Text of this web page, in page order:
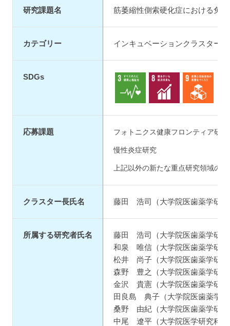
研究課題名 筋萎縮性側索硬化症における免
カテゴリー インキュベーションクラスター
SDGs 3.保健 8.成長・雇用9.イノベーシ
応募課題 フォトニクス健康フロンティア研
慢性炎症研究
上記以外の新たな重点研究領域の
クラスター長氏名 藤田 浩司（大学院医歯薬学研
所属する研究者氏名
藤田 浩司（大学院医歯薬学研究
和泉 唯信（大学院医歯薬学研究
松井 尚子（大学院医歯薬学研究
森野 豊之（大学院医歯薬学研究
金沢 貴憲（大学院医歯薬学研究
田良島 典子（大学院医歯薬学
桑野 由紀（大学院医歯薬学研究
中尾 遼平（大学院医学研究科・